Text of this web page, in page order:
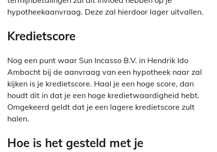
hypotheekaanvraag. Deze zal hierdoor lager uitvallen.
Kredietscore
Nog een punt waar Sun Incasso B.V. in Hendrik Ido
Ambacht bij de aanvraag van een hypotheek naar zal
kijken is je kredietscore. Haal je een hoge score, dan
houdt dit in dat je een hoge kredietwaardigheid hebt.
Omgekeerd geldt dat je een lagere kredietscore zult
halen.
Hoe is het gesteld met je